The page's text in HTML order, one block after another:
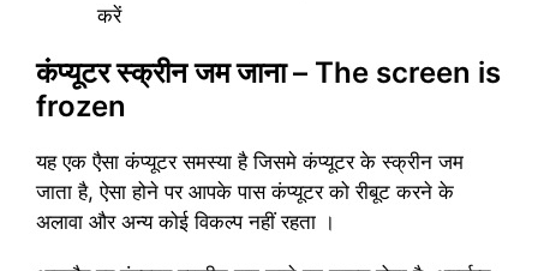
करें
कंप्यूटर स्क्रीन जम जाना – The screen is
frozen
यह एक एैसा कंप्यूटर समस्या है जिसमे कंप्यूटर के स्क्रीन जम
जाता है, ऐसा होने पर आपके पास कंप्यूटर को रीबूट करने के
अलावा और अन्य कोई विकल्प नहीं रहता ।